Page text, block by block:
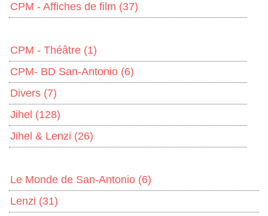
CPM - Affiches de film (37)
CPM - Théâtre (1)
CPM- BD San-Antonio (6)
Divers (7)
Jihel (128)
Jihel & Lenzi (26)
Le Monde de San-Antonio (6)
Lenzi (31)